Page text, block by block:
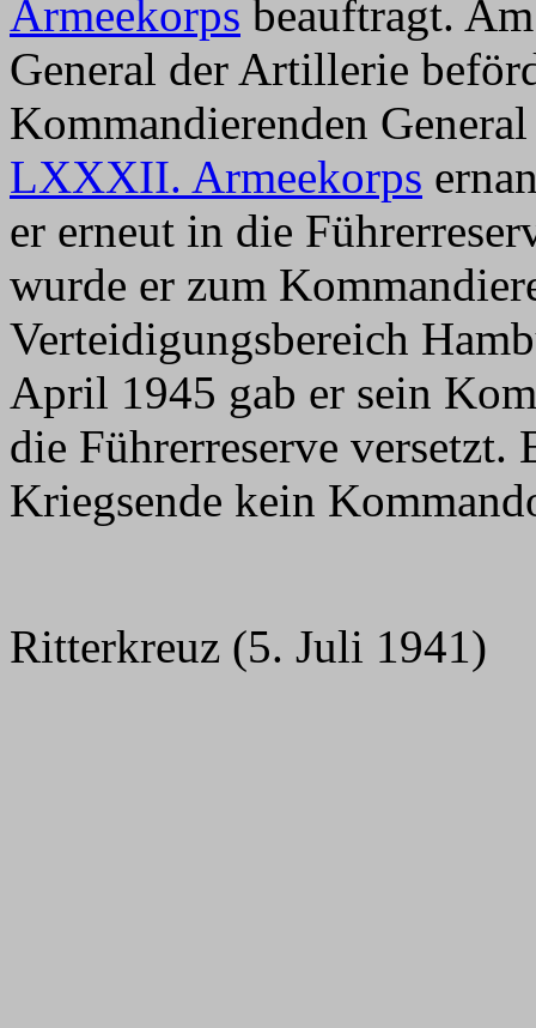
Armeekorps beauftragt.
General der Artillerie
Kommandierenden
LXXXII. Armeekorps
er erneut in die
wurde er zum
Verteidigungsbereich
April 1945 gab er sein
die Führerreserve versetzt.
Kriegsende kein
Ritterkreuz (5. Juli 1941)